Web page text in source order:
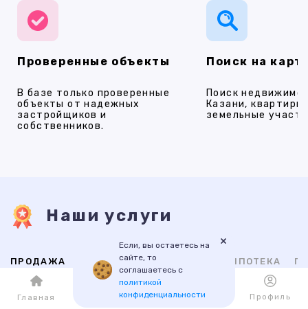
Проверенные объекты
В базе только проверенные
объекты от надежных
застройщиков и
собственников.
Поиск на
Поиск
Казани,
земельные
Наши услуги
ПРОДАЖА АРЕНДА НОВОСТРОЙКИ ИПОТЕКА
ВТОРИЧНАЯ НОВОСТРОЙКИ
Если, вы остаетесь на
сайте, то
соглашаетесь с
политикой
конфиденциальности
×
Главная Каталог Избранное Профиль